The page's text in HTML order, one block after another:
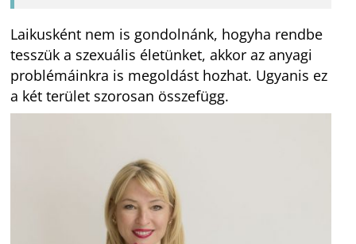
Laikusként nem is gondolnánk, hogyha rendbe
tesszük a szexuális életünket, akkor az anyagi
problémáinkra is megoldást hozhat. Ugyanis ez
a két terület szorosan összefügg.